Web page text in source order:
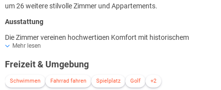
um 26 weitere stilvolle Zimmer und Appartements.
Ausstattung
Die Zimmer vereinen hochwertigen Komfort mit historischem
Charme. Stilvolle Möbel setzen die historische Architektur gekonnt in
Szene.
Zimmer bieten zudem einen eleganten Sekretär für kreative Momente.
Mehr lesen
Freizeit & Umgebung
Schwimmen Fahrrad fahren Spielplatz Golf +2